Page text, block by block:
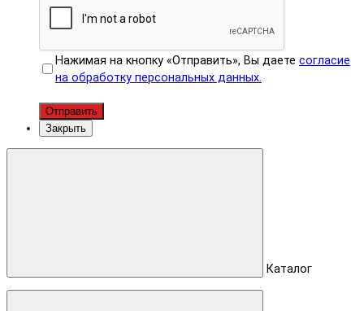
Нажимая на кнопку «Отправить», Вы даете согласие
на обработку персональных данных.
Отправить
Закрыть
Каталог